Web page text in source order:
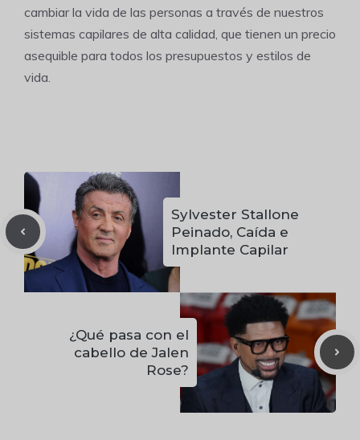
cambiar la vida de las personas a través de nuestros
sistemas capilares de alta calidad, que tienen un precio
asequible para todos los presupuestos y estilos de
vida.
Sylvester Stallone
Peinado, Caída e
Implante Capilar
¿Qué pasa con el
cabello de Jalen
Rose?